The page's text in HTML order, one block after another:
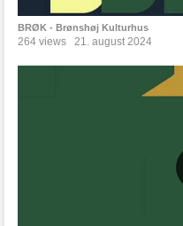
BRØK - Brønshøj Kulturhus
264 views 21. august 2024